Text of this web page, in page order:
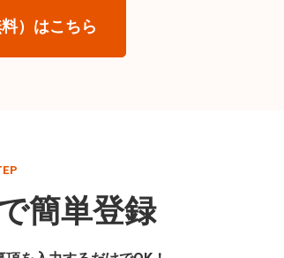
）はこちら
簡単登録